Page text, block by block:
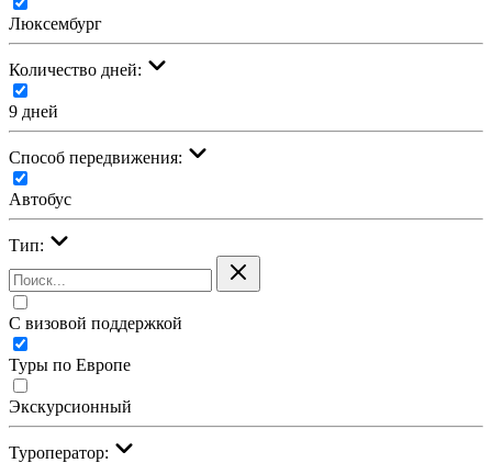
Люксембург
Количество дней:
9 дней
Cпособ передвижения:
Автобус
Тип:
С визовой поддержкой
Туры по Европе
Экскурсионный
Туроператор: